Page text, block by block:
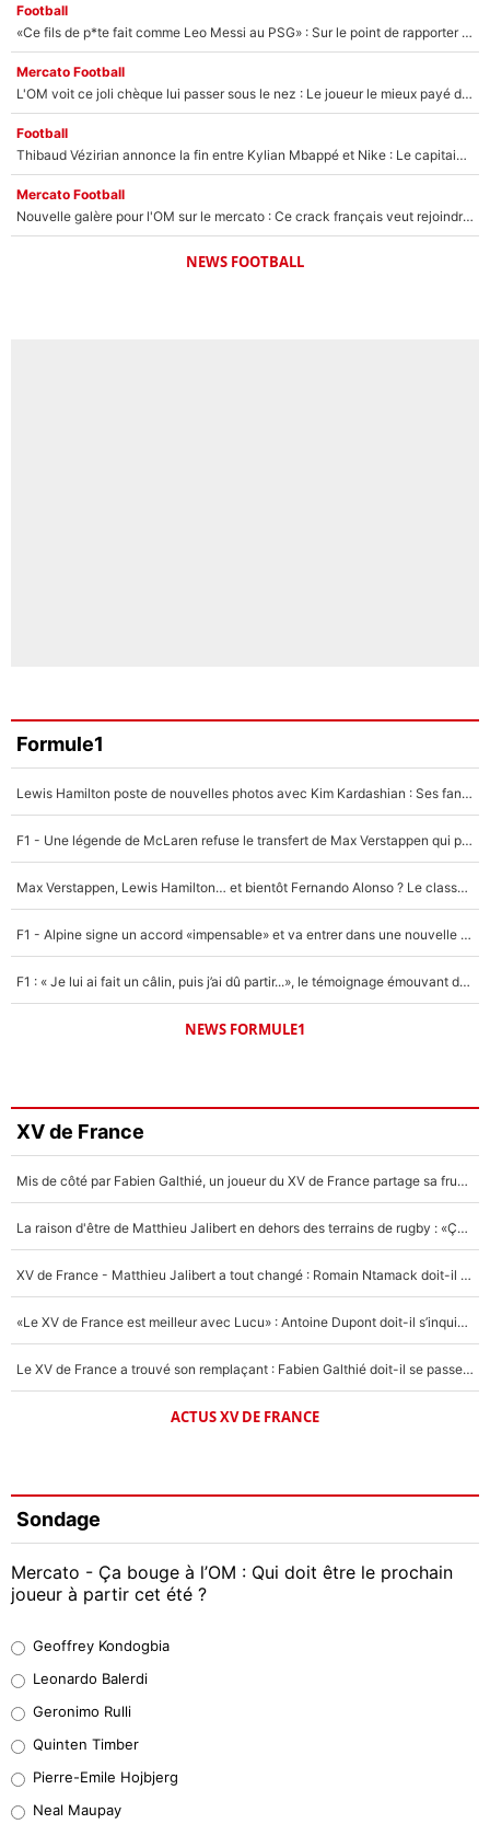
Football
«Ce fils de p*te fait comme Leo Messi au PSG» : Sur le point de rapporter gros à l'OM, Facundo Medina raconte son clash avec des supporters !
Mercato Football
L'OM voit ce joli chèque lui passer sous le nez : Le joueur le mieux payé du club refuse de partir, son transfert est annulé à la dernière minute !
Football
Thibaud Vézirian annonce la fin entre Kylian Mbappé et Nike : Le capitaine de l'équipe de France lui répond sur Instagram !
Mercato Football
Nouvelle galère pour l'OM sur le mercato : Ce crack français veut rejoindre le PSG, il a déjà donné son accord pour signer à Paris !
NEWS FOOTBALL
Formule1
Lewis Hamilton poste de nouvelles photos avec Kim Kardashian : Ses fans le voient déjà redevenir champion du monde de F1 grâce à elle !
F1 - Une légende de McLaren refuse le transfert de Max Verstappen qui pourrait «faire des vagues» et plomber l'ambiance dans l'équipe
Max Verstappen, Lewis Hamilton… et bientôt Fernando Alonso ? Le classement des pilotes les mieux payés en Formule 1 risque de changer !
F1 - Alpine signe un accord «impensable» et va entrer dans une nouvelle dimension : Grande nouvelle pour Pierre Gasly !
F1 : « Je lui ai fait un câlin, puis j’ai dû partir...», le témoignage émouvant de Max Verstappen sur sa fille
NEWS FORMULE1
XV de France
Mis de côté par Fabien Galthié, un joueur du XV de France partage sa frustration : «ils ne me l’ont pas dit tout de suite»
La raison d'être de Matthieu Jalibert en dehors des terrains de rugby : «Ça m'atteint autant que si tu touches à un membre de ma famille»
XV de France - Matthieu Jalibert a tout changé : Romain Ntamack doit-il s’inquiéter pour sa place à un an de la Coupe du monde ?
«Le XV de France est meilleur avec Lucu» : Antoine Dupont doit-il s’inquiéter pour sa place ?
Le XV de France a trouvé son remplaçant : Fabien Galthié doit-il se passer d'Antoine Dupont ?
ACTUS XV DE FRANCE
Sondage
Mercato - Ça bouge à l’OM : Qui doit être le prochain
joueur à partir cet été ?
37%
32%
5%
Geoffrey Kondogbia
Leonardo Balerdi
Geronimo Rulli
Quinten Timber
Pierre-Emile Hojbjerg
Neal Maupay